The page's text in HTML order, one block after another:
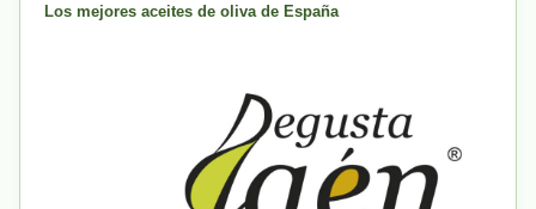
Los mejores aceites de oliva de España